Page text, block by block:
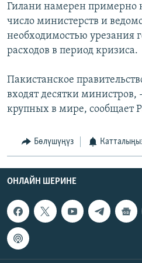
ЭЖЕ-СИҢДИЛЕР
АЗАТТЫК+
ЫҢГАЙСЫЗ СУРООЛОР
ОНЛАЙН ШЕРИНЕ
ЭЕ/АРнун бардык сайттары
Гилани намерен примерно
число министерств и
необходимостью урезания
расходов в период кризиса.
Пакистанское
входят десятки министров,
крупных в мире, сообщает
Бөлүшүңүз
ОНЛАЙН ШЕРИНЕ